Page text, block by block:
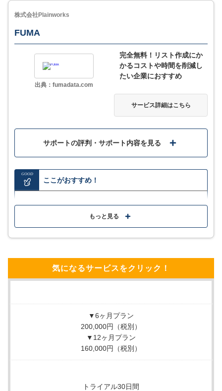
MORE
ここが少し気になる…
対応サイト以外からの情報収集も可能だが、別途費用
がかかる
株式会社Plainworks
FUMA
出典：fumadata.com
完全無料！リスト作成にか
かるコストや時間を削減し
たい企業におすすめ
サービス詳細はこちら
サポートの評判・サポート内容を見る
GOOD
ここがおすすめ！
全国160万社のデータ内から最短5秒で完全無料で使用
できるため、リスト作成にかかるコストや時間を削減
できる
スト表示化
ここが少し気になる…
テレアポリストのようなスポット利用でのCSVデータ
などが必要な際は、オプションとして追加費用が発生
もっと見る
気になるサービスをクリック！
▼6ヶ月プラン
200,000円（税別）
▼12ヶ月プラン
160,000円（税別）
トライアル30日間